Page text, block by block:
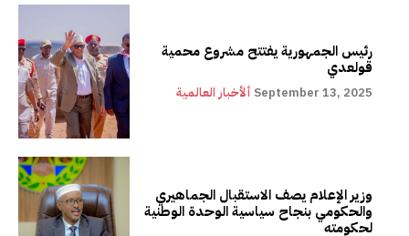
رئيس الجمهورية يفتتح مشروع محمية
قولعدي
ألأخبار العالمية September 13, 2025
وزير الإعلام يصف الاستقبال الجماهيري
والحكومي بنجاح سياسية الوحدة الوطنية
لحكومته